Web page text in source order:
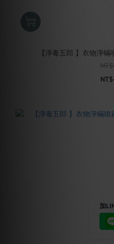
【淨毒五郎 】衣物淨
加